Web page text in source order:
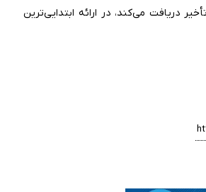
دریافت می‌کند، در ارائه ابتدایی‌ترین